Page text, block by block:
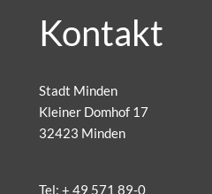
Kontakt
Stadt Minden
Kleiner Domhof 17
32423 Minden
Tel: + 49 571 89-0